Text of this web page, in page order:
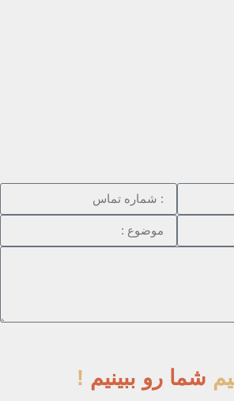
شما رو ببینیم !